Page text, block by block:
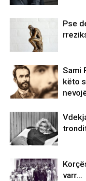
Pse
Sami
këto
varr…